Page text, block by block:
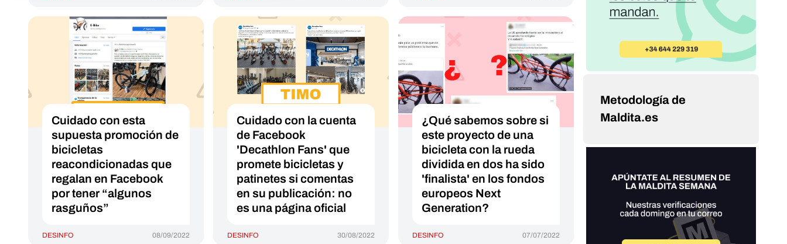
Cuidado con esta
supuesta promoción de
bicicletas
reacondicionadas que
regalan en Facebook
por tener “algunos
rasguños”
DESINFO 08/09/2022
Cuidado con la cuenta
de Facebook
'Decathlon Fans' que
promete bicicletas y
patinetes si comentas
en su publicación: no
es una página oficial
DESINFO 30/08/2022
¿Qué sabemos sobre si
este proyecto de una
bicicleta con la rueda
dividida en dos ha sido
'finalista' en los fondos
europeos Next
Generation?
DESINFO 07/07/2022
Metodología de
Maldita.es